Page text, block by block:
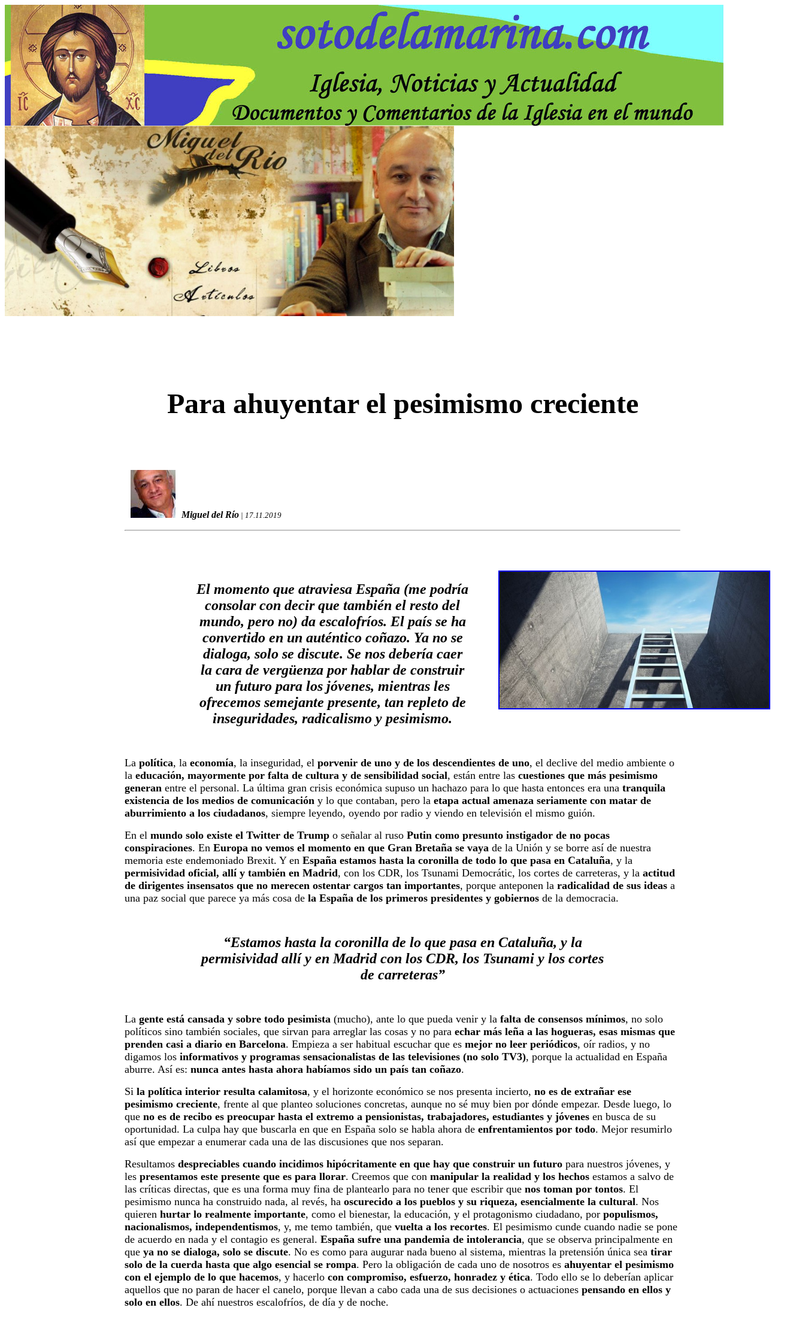
Para ahuyentar el pesimismo creciente
Miguel del Río | 17.11.2019
El momento que atraviesa España (me podría
consolar con decir que también el resto del
mundo, pero no) da escalofríos. El país se ha
convertido en un auténtico coñazo. Ya no se
dialoga, solo se discute. Se nos debería caer
la cara de vergüenza por hablar de construir
un futuro para los jóvenes, mientras les
ofrecemos semejante presente, tan repleto de
inseguridades, radicalismo y pesimismo.
La política, la economía, la inseguridad, el porvenir de uno y de los descendientes de uno, el declive del medio ambiente o
la educación, mayormente por falta de cultura y de sensibilidad social, están entre las cuestiones que más pesimismo
generan entre el personal. La última gran crisis económica supuso un hachazo para lo que hasta entonces era una tranquila
existencia de los medios de comunicación y lo que contaban, pero la etapa actual amenaza seriamente con matar de
aburrimiento a los ciudadanos, siempre leyendo, oyendo por radio y viendo en televisión el mismo guión.
En el mundo solo existe el Twitter de Trump o señalar al ruso Putin como presunto instigador de no pocas
conspiraciones. En Europa no vemos el momento en que Gran Bretaña se vaya de la Unión y se borre así de nuestra
memoria este endemoniado Brexit. Y en España estamos hasta la coronilla de todo lo que pasa en Cataluña, y la
permisividad oficial, allí y también en Madrid, con los CDR, los Tsunami Democrátic, los cortes de carreteras, y la actitud
de dirigentes insensatos que no merecen ostentar cargos tan importantes, porque anteponen la radicalidad de sus ideas a
una paz social que parece ya más cosa de la España de los primeros presidentes y gobiernos de la democracia.
“Estamos hasta la coronilla de lo que pasa en Cataluña, y la
permisividad allí y en Madrid con los CDR, los Tsunami y los cortes
de carreteras”
La gente está cansada y sobre todo pesimista (mucho), ante lo que pueda venir y la falta de consensos mínimos, no solo
políticos sino también sociales, que sirvan para arreglar las cosas y no para echar más leña a las hogueras, esas mismas que
prenden casi a diario en Barcelona. Empieza a ser habitual escuchar que es mejor no leer periódicos, oír radios, y no
digamos los informativos y programas sensacionalistas de las televisiones (no solo TV3), porque la actualidad en España
aburre. Así es: nunca antes hasta ahora habíamos sido un país tan coñazo.
Si la política interior resulta calamitosa, y el horizonte económico se nos presenta incierto, no es de extrañar ese
pesimismo creciente, frente al que planteo soluciones concretas, aunque no sé muy bien por dónde empezar. Desde luego, lo
que no es de recibo es preocupar hasta el extremo a pensionistas, trabajadores, estudiantes y jóvenes en busca de su
oportunidad. La culpa hay que buscarla en que en España solo se habla ahora de enfrentamientos por todo. Mejor resumirlo
así que empezar a enumerar cada una de las discusiones que nos separan.
Resultamos despreciables cuando incidimos hipócritamente en que hay que construir un futuro para nuestros jóvenes, y
les presentamos este presente que es para llorar. Creemos que con manipular la realidad y los hechos estamos a salvo de
las críticas directas, que es una forma muy fina de plantearlo para no tener que escribir que nos toman por tontos. El
pesimismo nunca ha construido nada, al revés, ha oscurecido a los pueblos y su riqueza, esencialmente la cultural. Nos
quieren hurtar lo realmente importante, como el bienestar, la educación, y el protagonismo ciudadano, por populismos,
nacionalismos, independentismos, y, me temo también, que vuelta a los recortes. El pesimismo cunde cuando nadie se pone
de acuerdo en nada y el contagio es general. España sufre una pandemia de intolerancia, que se observa principalmente en
que ya no se dialoga, solo se discute. No es como para augurar nada bueno al sistema, mientras la pretensión única sea tirar
solo de la cuerda hasta que algo esencial se rompa. Pero la obligación de cada uno de nosotros es ahuyentar el pesimismo
con el ejemplo de lo que hacemos, y hacerlo con compromiso, esfuerzo, honradez y ética. Todo ello se lo deberían aplicar
aquellos que no paran de hacer el canelo, porque llevan a cabo cada una de sus decisiones o actuaciones pensando en ellos y
solo en ellos. De ahí nuestros escalofríos, de día y de noche.